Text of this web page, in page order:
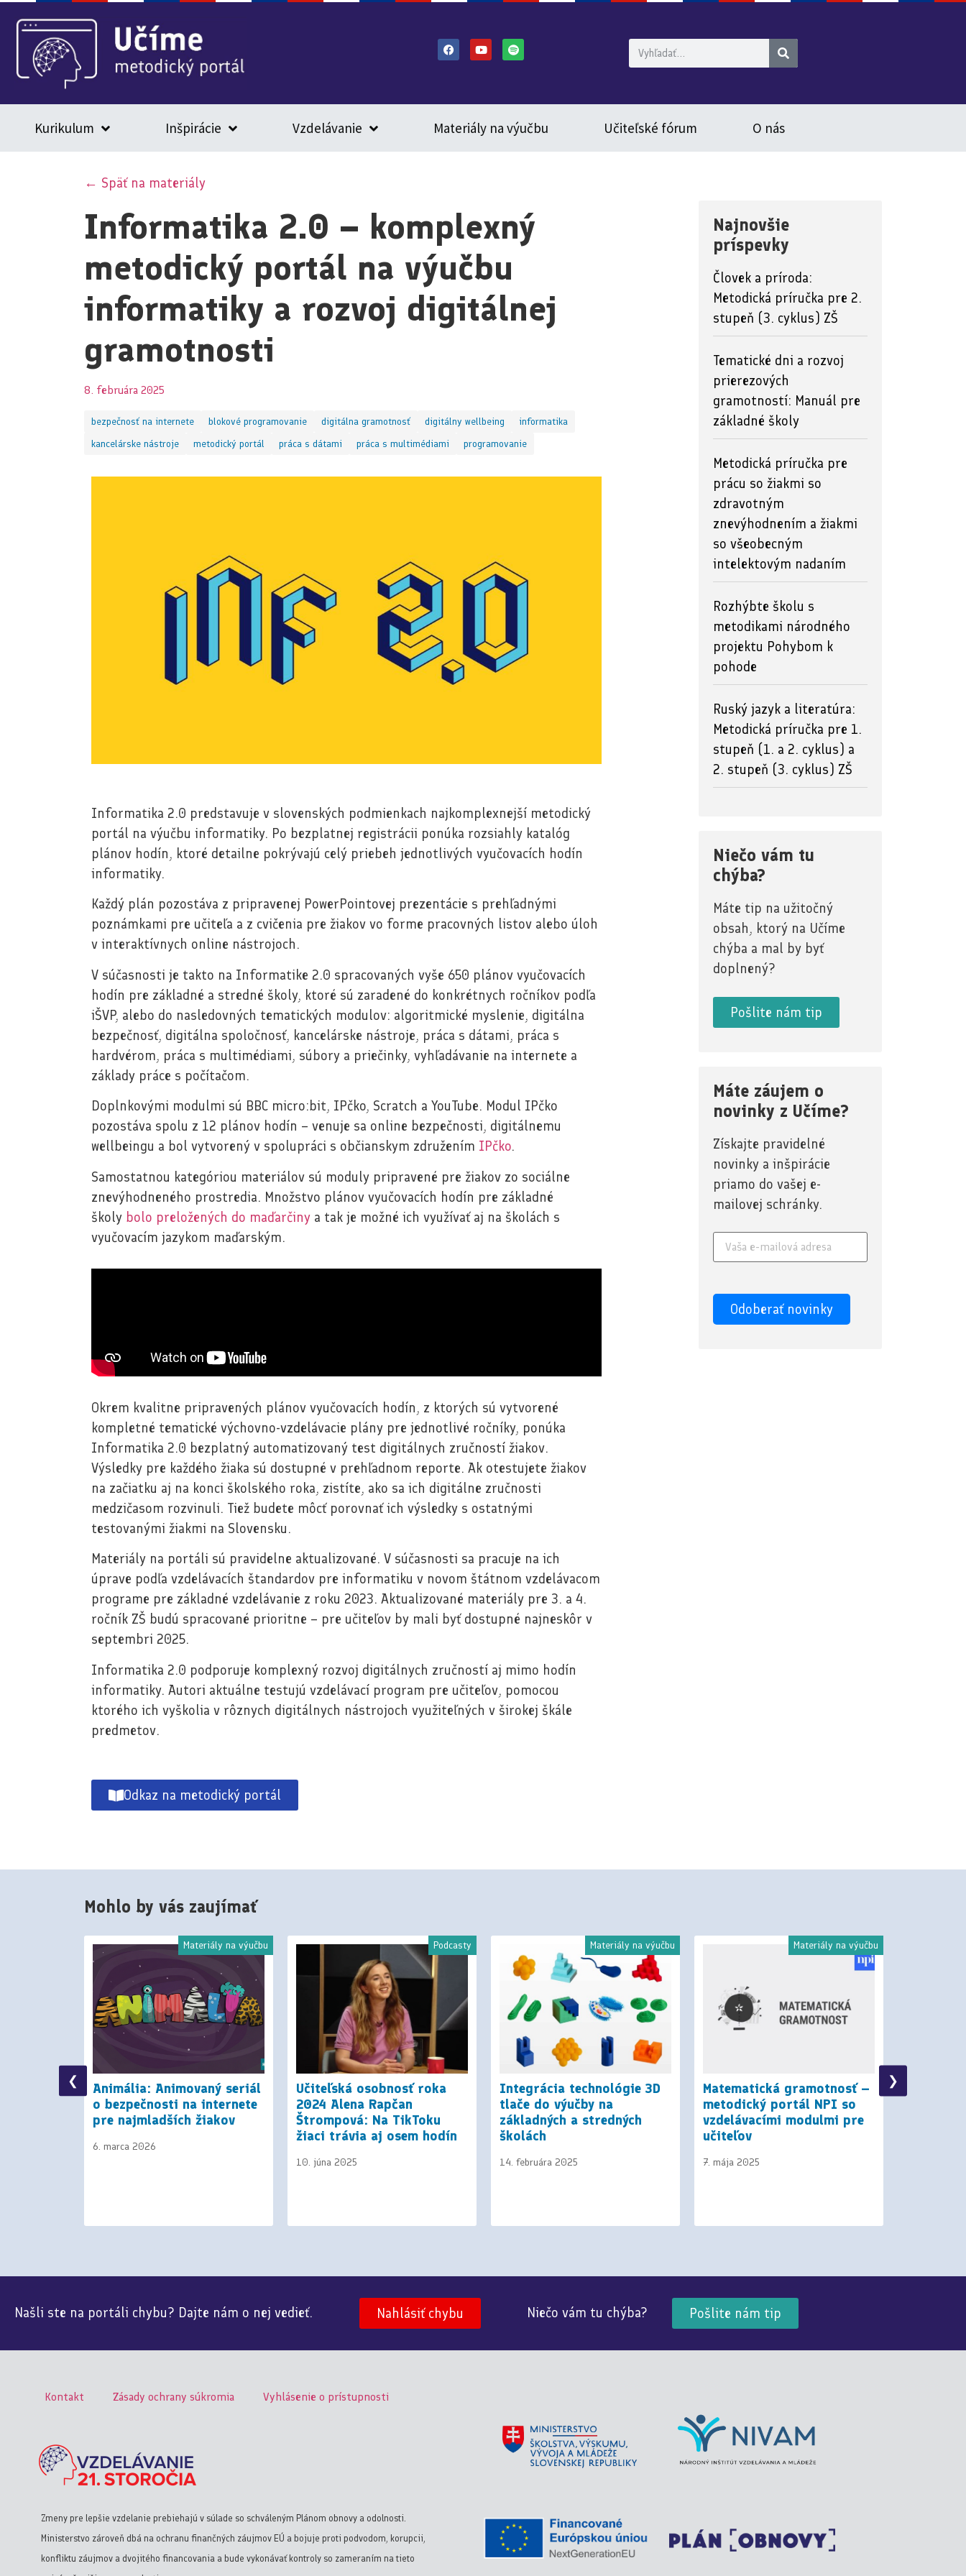
Kurikulum Inšpirácie Vzdelávanie Materiály na výučbu Učiteľské fórum O nás
← Späť na materiály
Informatika 2.0 – komplexný
metodický portál na výučbu
informatiky a rozvoj digitálnej
gramotnosti
8. februára 2025
bezpečnosť na internete blokové programovanie digitálna gramotnosť digitálny wellbeing
informatika
kancelárske nástroje
metodický portál práca s dátami práca s multimédiami programovanie
Informatika 2.0 predstavuje v slovenských podmienkach najkomplexnejší metodický
portál na výučbu informatiky. Po bezplatnej registrácii ponúka rozsiahly katalóg
plánov hodín, ktoré detailne pokrývajú celý priebeh jednotlivých vyučovacích hodín
informatiky.
Každý plán pozostáva z pripravenej PowerPointovej prezentácie s prehľadnými
poznámkami pre učiteľa a z cvičenia pre žiakov vo forme pracovných listov alebo úloh
v interaktívnych online nástrojoch.
V súčasnosti je takto na Informatike 2.0 spracovaných vyše 650 plánov vyučovacích
hodín pre základné a stredné školy, ktoré sú zaradené do konkrétnych ročníkov podľa
iŠVP, alebo do nasledovných tematických modulov: algoritmické myslenie, digitálna
bezpečnosť, digitálna spoločnosť, kancelárske nástroje, práca s dátami, práca s
hardvérom, práca s multimédiami, súbory a priečinky, vyhľadávanie na internete a
základy práce s počítačom.
Doplnkovými modulmi sú BBC micro:bit, IPčko, Scratch a YouTube. Modul IPčko
pozostáva spolu z 12 plánov hodín – venuje sa online bezpečnosti, digitálnemu
wellbeingu a bol vytvorený v spolupráci s občianskym združením IPčko.
Samostatnou kategóriou materiálov sú moduly pripravené pre žiakov zo sociálne
znevýhodneného prostredia. Množstvo plánov vyučovacích hodín pre základné
školy bolo preložených do maďarčiny a tak je možné ich využívať aj na školách s
vyučovacím jazykom maďarským.
Okrem kvalitne pripravených plánov vyučovacích hodín, z ktorých sú vytvorené
kompletné tematické výchovno-vzdelávacie plány pre jednotlivé ročníky, ponúka
Informatika 2.0 bezplatný automatizovaný test digitálnych zručností žiakov.
Výsledky pre každého žiaka sú dostupné v prehľadnom reporte. Ak otestujete žiakov
na začiatku aj na konci školského roka, zistíte, ako sa ich digitálne zručnosti
medzičasom rozvinuli. Tiež budete môcť porovnať ich výsledky s ostatnými
testovanými žiakmi na Slovensku.
Materiály na portáli sú pravidelne aktualizované. V súčasnosti sa pracuje na ich
úprave podľa vzdelávacích štandardov pre informatiku v novom štátnom vzdelávacom
programe pre základné vzdelávanie z roku 2023. Aktualizované materiály pre 3. a 4.
ročník ZŠ budú spracované prioritne – pre učiteľov by mali byť dostupné najneskôr v
septembri 2025.
Informatika 2.0 podporuje komplexný rozvoj digitálnych zručností aj mimo hodín
informatiky. Autori aktuálne testujú vzdelávací program pre učiteľov, pomocou
ktorého ich vyškolia v rôznych digitálnych nástrojoch využiteľných v širokej škále
predmetov.
Odkaz na metodický portál
Najnovšie
príspevky
Človek a príroda:
Metodická príručka pre 2.
stupeň (3. cyklus) ZŠ
Tematické dni a rozvoj
prierezových
gramotností: Manuál pre
základné školy
Metodická príručka pre
prácu so žiakmi so
zdravotným
znevýhodnením a žiakmi
so všeobecným
intelektovým nadaním
Rozhýbte školu s
metodikami národného
projektu Pohybom k
pohode
Ruský jazyk a literatúra:
Metodická príručka pre 1.
stupeň (1. a 2. cyklus) a
2. stupeň (3. cyklus) ZŠ
Niečo vám tu
chýba?
Máte tip na užitočný
obsah, ktorý na Učíme
chýba a mal by byť
doplnený?
Pošlite nám tip
Máte záujem o
novinky z Učíme?
Získajte pravidelné
novinky a inšpirácie
priamo do vašej e-
mailovej schránky.
Mohlo by vás zaujímať
❮
Materiály na výučbu
Animália: Animovaný seriál
o bezpečnosti na internete
pre najmladších žiakov
6. marca 2026
Podcasty
Učiteľská osobnosť roka
2024 Alena Rapčan
Štrompová: Na TikToku
žiaci trávia aj osem hodín
10. júna 2025
Materiály na výučbu
Integrácia technológie 3D
tlače do výučby na
základných a stredných
školách
14. februára 2025
Materiály na výučbu
Matematická gramotnosť –
metodický portál NPI so
vzdelávacími modulmi pre
učiteľov
7. mája 2025
❯
Našli ste na portáli chybu? Dajte nám o nej vedieť. Nahlásiť chybu Niečo vám tu chýba? Pošlite nám tip
Kontakt Zásady ochrany súkromia Vyhlásenie o prístupnosti
Zmeny pre lepšie vzdelanie prebiehajú v súlade so schváleným Plánom obnovy a odolnosti.
Ministerstvo zároveň dbá na ochranu finančných záujmov EÚ a bojuje proti podvodom, korupcii,
konfliktu záujmov a dvojitého financovania a bude vykonávať kontroly so zameraním na tieto